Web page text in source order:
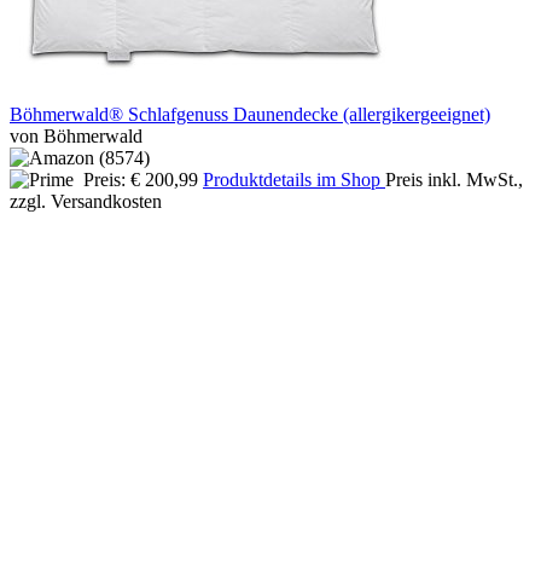
Böhmerwald® Schlafgenuss Daunendecke (allergikergeeignet)
von Böhmerwald
Preis: € 200,99 Produktdetails im Shop Preis inkl. MwSt.,
zzgl. Versandkosten